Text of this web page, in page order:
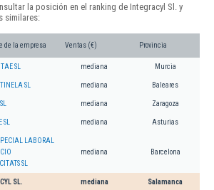
la posición en el ranking de Integracyl Sl. y
similares:
de la empresa Ventas (€) Provincia
SL mediana Murcia
SL mediana Baleares
mediana Zaragoza
mediana Asturias
LABORAL
SL
mediana Barcelona
SL. mediana Salamanca